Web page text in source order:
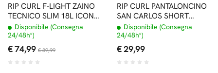
RIP CURL F-LIGHT ZAINO
TECNICO SLIM 18L ICONS
MIDNIGHT
Disponibile (Consegna
24/48h*)
€ 74,99 € 89,99
RIP CURL PANTALONCINO
SAN CARLOS SHORT
MULTI
Disponibile (Consegna
24/48h*)
€ 29,99